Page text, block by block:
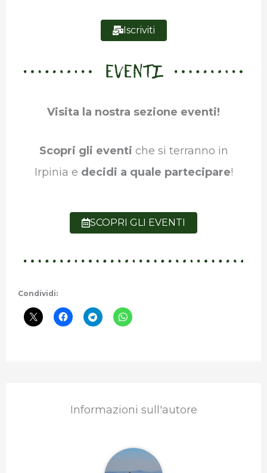
Iscriviti
EVENTI
Visita la nostra sezione eventi!
Scopri gli eventi che si terranno in
Irpinia e decidi a quale partecipare!
SCOPRI GLI EVENTI
Condividi:
Informazioni sull'autore